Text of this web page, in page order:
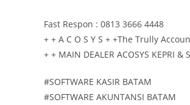
Fast Respon : 0813 3666 4448
+ + A C O S Y S + +The Trully
+ + MAIN DEALER ACOSYS KEPRI &
#SOFTWARE KASIR BATAM
#SOFTWARE AKUNTANSI BATAM